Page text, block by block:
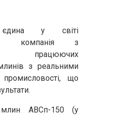
у світі
компанія з
працюючих
з реальними
що
млин АВСп-150 (у